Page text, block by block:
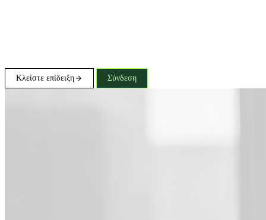
Κλείστε επίδειξη Σύνδεση